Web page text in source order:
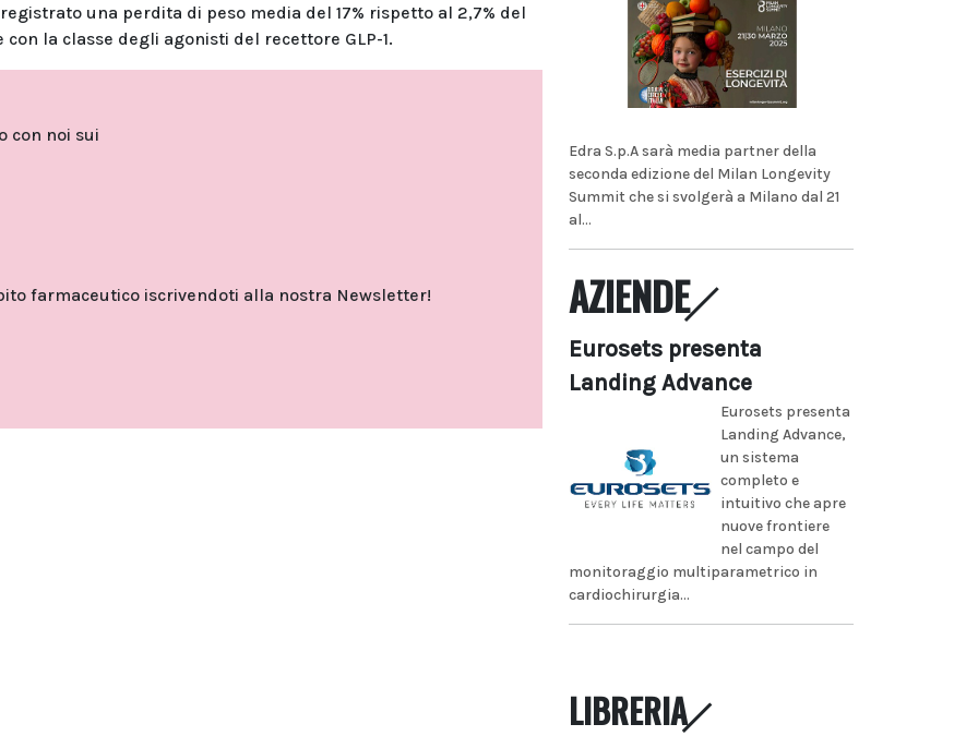
una perdita di peso media del 17% rispetto al 2,7% del
la classe degli agonisti del recettore GLP-1.
con noi sui
farmaceutico iscrivendoti alla nostra Newsletter!
Edra S.p.A sarà media partner della
seconda edizione del Milan Longevity
Summit che si svolgerà a Milano dal 21
al...
AZIENDE
Eurosets presenta
Landing Advance
Eurosets presenta
Landing Advance,
un sistema
completo e
intuitivo che apre
nuove frontiere
nel campo del
monitoraggio multiparametrico in
cardiochirurgia...
LIBRERIA